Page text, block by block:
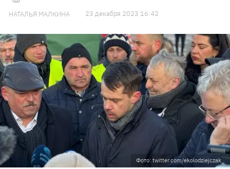
НАТАЛЬЯ МАЛКИНА 23 декабря 2023 16:42
Фото: twitter.com/ekolodziejczak_